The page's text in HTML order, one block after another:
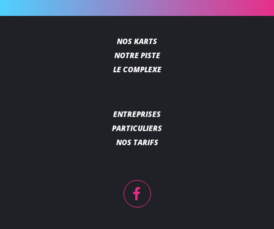
NOS KARTS
NOTRE PISTE
LE COMPLEXE
ENTREPRISES
PARTICULIERS
NOS TARIFS
Facebook